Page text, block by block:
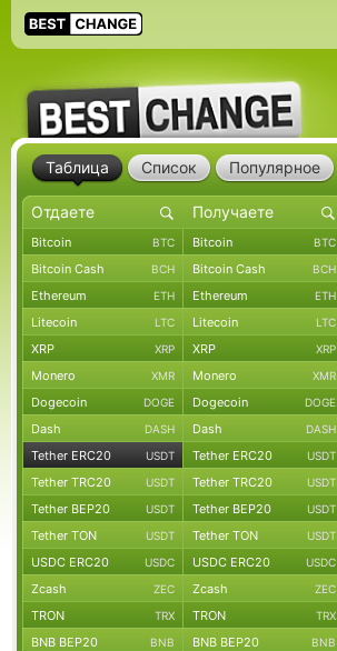
Таблица Список Популярное
Bitcoin BTC Bitcoin BTC
Bitcoin Cash BCH Bitcoin Cash BCH
Ethereum ETH Ethereum ETH
Litecoin LTC Litecoin LTC
XRP XRP XRP XRP
Monero XMR Monero XMR
Dogecoin DOGE Dogecoin DOGE
Dash DASH Dash DASH
Tether ERC20 USDT Tether ERC20 USDT
Tether TRC20 USDT Tether TRC20 USDT
Tether BEP20 USDT Tether BEP20 USDT
Tether TON USDT Tether TON USDT
USDC ERC20 USDC USDC ERC20 USDC
Zcash ZEC Zcash ZEC
TRON TRX TRON TRX
BNB BEP20 BNB BNB BEP20 BNB